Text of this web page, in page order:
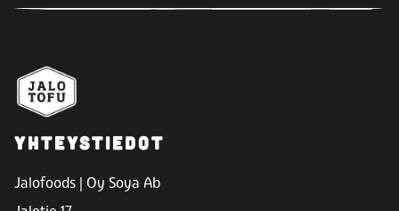
YHTEYSTIEDOT
Jalofoods | Oy Soya Ab